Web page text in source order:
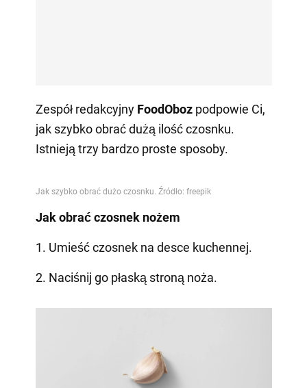
Zespół redakcyjny FoodObozpodpowie Ci,
jak szybko obrać dużą ilość czosnku.
Istnieją trzy bardzo proste sposoby.
Jak obrać czosnek nożem
1. Umieść czosnek na desce kuchennej.
2. Naciśnij go płaską stroną noża.